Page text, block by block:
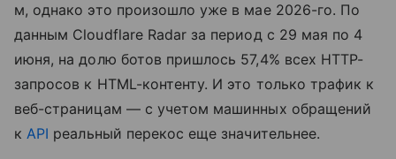
м, однако это произошло уже в мае 2026-го. По
данным Cloudflare Radar за период с 29 мая по 4
июня, на долю ботов пришлось 57,4% всех HTTP-
запросов к HTML-контенту. И это только трафик к
веб-страницам — с учетом машинных обращений
кAPI реальный перекос еще значительнее.